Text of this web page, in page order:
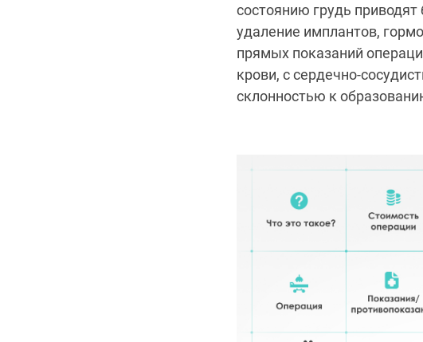
состоянию грудь приводят
удаление имплантов,
прямых показаний
крови, с сердечно-
склонностью к